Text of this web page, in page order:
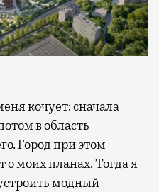
в область
Город при этом
о моих планах. Тогда я
модный